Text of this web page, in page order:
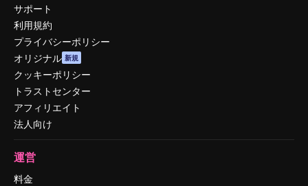
サポート
利用規約
プライバシーポリシー
オリジナル 新規
クッキーポリシー
トラストセンター
アフィリエイト
法人向け
運営
料金